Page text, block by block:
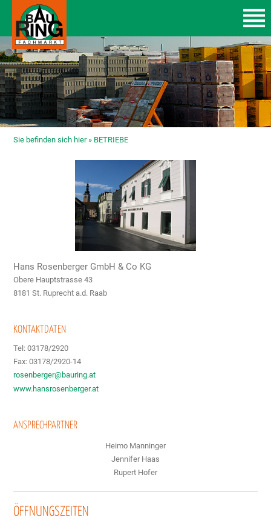
Sie befinden sich hier » BETRIEBE
Hans Rosenberger GmbH & Co KG
Obere Hauptstrasse 43
8181 St. Ruprecht a.d. Raab
KONTAKTDATEN
Tel: 03178/2920
Fax: 03178/2920-14
rosenberger@bauring.at
www.hansrosenberger.at
ANSPRECHPARTNER
Heimo Manninger
Jennifer Haas
Rupert Hofer
ÖFFNUNGSZEITEN